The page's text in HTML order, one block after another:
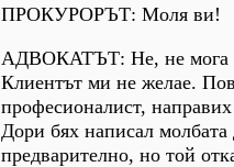
ПРОКУРОРЪТ: Моля ви!
АДВОКАТЪТ: Не, не мога
Клиентът ми не желае.
професионалист,
Дори бях написал
предварително, но той